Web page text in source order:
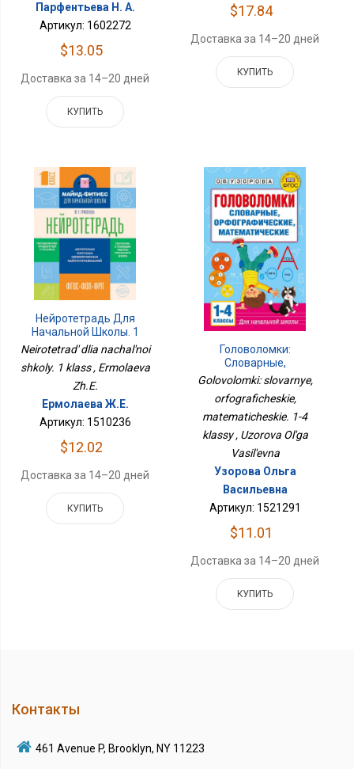
Парфентьева Н. А.
Артикул: 1602272
$13.05
Доставка за 14–20 дней
КУПИТЬ
$17.84
Доставка за 14–20 дней
КУПИТЬ
Нейротетрадь Для
Начальной Школы. 1
Класс
Neirotetrad' dlia nachal'noi
shkoly. 1 klass , Ermolaeva
Zh.E.
Ермолаева Ж.Е.
Артикул: 1510236
$12.02
Доставка за 14–20 дней
КУПИТЬ
Головоломки:
Словарные,
Орфографические,
Математические. 1-4
Классы
Golovolomki: slovarnye,
orfograficheskie,
matematicheskie. 1-4
klassy , Uzorova Ol'ga
Vasil'evna
Узорова Ольга
Васильевна
Артикул: 1521291
$11.01
Доставка за 14–20 дней
КУПИТЬ
Контакты
461 Avenue P, Brooklyn, NY 11223